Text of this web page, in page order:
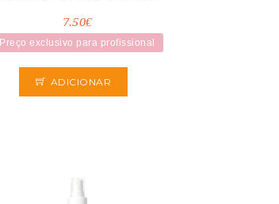
7.50€
Preço exclusivo para profissional
ADICIONAR